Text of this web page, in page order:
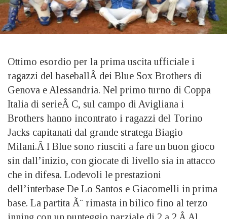
Ottimo esordio per la prima uscita ufficiale i
ragazzi del baseballÂ dei Blue Sox Brothers di
Genova e Alessandria. Nel primo turno di Coppa
Italia di serieÂ C, sul campo di Avigliana i
Brothers hanno incontrato i ragazzi del Torino
Jacks capitanati dal grande stratega Biagio
Milani.Â I Blue sono riusciti a fare un buon gioco
sin dall’inizio, con giocate di livello sia in attacco
che in difesa. Lodevoli le prestazioni
dell’interbase De Lo Santos e Giacomelli in prima
base. La partita Ã¨ rimasta in bilico fino al terzo